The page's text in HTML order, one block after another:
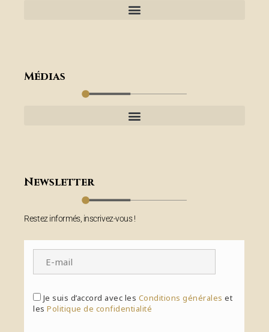
Médias
Newsletter
Restez informés, inscrivez-vous !
Je suis d’accord avec les Conditions générales et
lesPolitique de confidentialité